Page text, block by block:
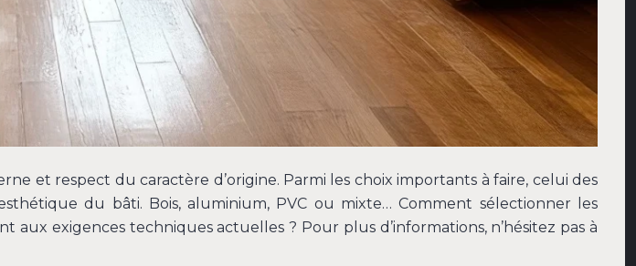
et respect du caractère d’origine. Parmi les choix importants à faire, celui des
du bâti. Bois, aluminium, PVC ou mixte… Comment sélectionner les
exigences techniques actuelles ? Pour plus d’informations, n’hésitez pas à